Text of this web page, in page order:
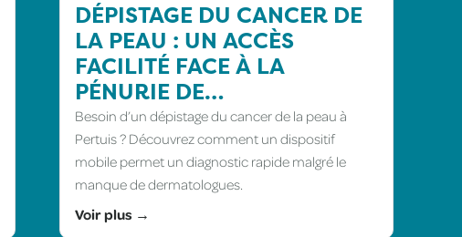
DÉPISTAGE DU CANCER DE
LA PEAU : UN ACCÈS
FACILITÉ FACE À LA
PÉNURIE DE
DERMATOLOGUES
(VAUCLUSE)
Besoin d’un dépistage du cancer de la peau à
Pertuis ? Découvrez comment un dispositif
mobile permet un diagnostic rapide malgré le
manque de dermatologues.
Voir plus →